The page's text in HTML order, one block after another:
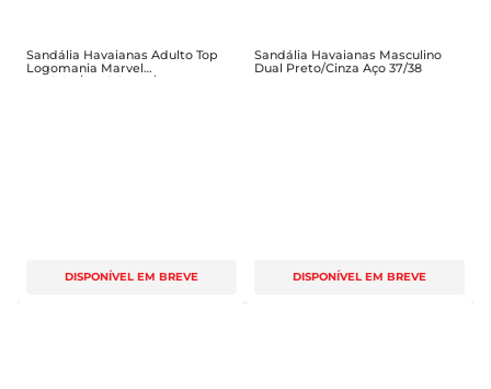
Sandália Havaianas Adulto Top
Logomania Marvel
Marinho/Marinho 37/38
DISPONÍVEL EM BREVE
Sandália Havaianas Masculino
Dual Preto/Cinza Aço 37/38
DISPONÍVEL EM BREVE